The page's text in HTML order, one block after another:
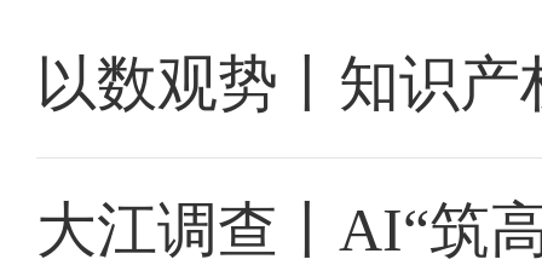
以数观势丨知识
大江调查丨AI“筑